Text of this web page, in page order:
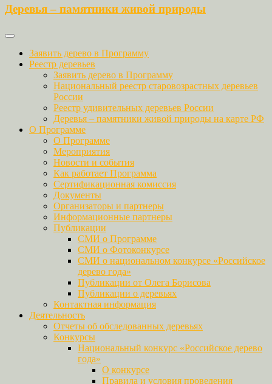
Деревья – памятники живой природы
Заявить дерево в Программу
Реестр деревьев
Заявить дерево в Программу
Национальный реестр старовозрастных деревьев
России
Реестр удивительных деревьев России
Деревья – памятники живой природы на карте РФ
О Программе
О Программе
Мероприятия
Новости и события
Как работает Программа
Сертификационная комиссия
Документы
Организаторы и партнеры
Информационные партнеры
Публикации
СМИ о Программе
СМИ о Фотоконкурсе
СМИ о национальном конкурсе «Российское
дерево года»
Публикации от Олега Борисова
Публикации о деревьях
Контактная информация
Деятельность
Отчеты об обследованных деревьях
Конкурсы
Национальный конкурс «Российское дерево
года»
О конкурсе
Правила и условия проведения